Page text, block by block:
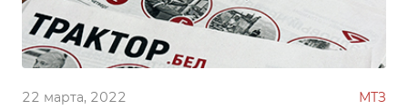
22 марта, 2022 МТЗ